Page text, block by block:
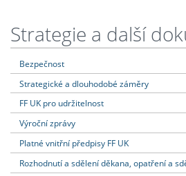
Strategie a další
Bezpečnost
Strategické a dlouhodobé záměry
FF UK pro udržitelnost
Výroční zprávy
Platné vnitřní předpisy FF UK
Rozhodnutí a sdělení děkana, opatření a